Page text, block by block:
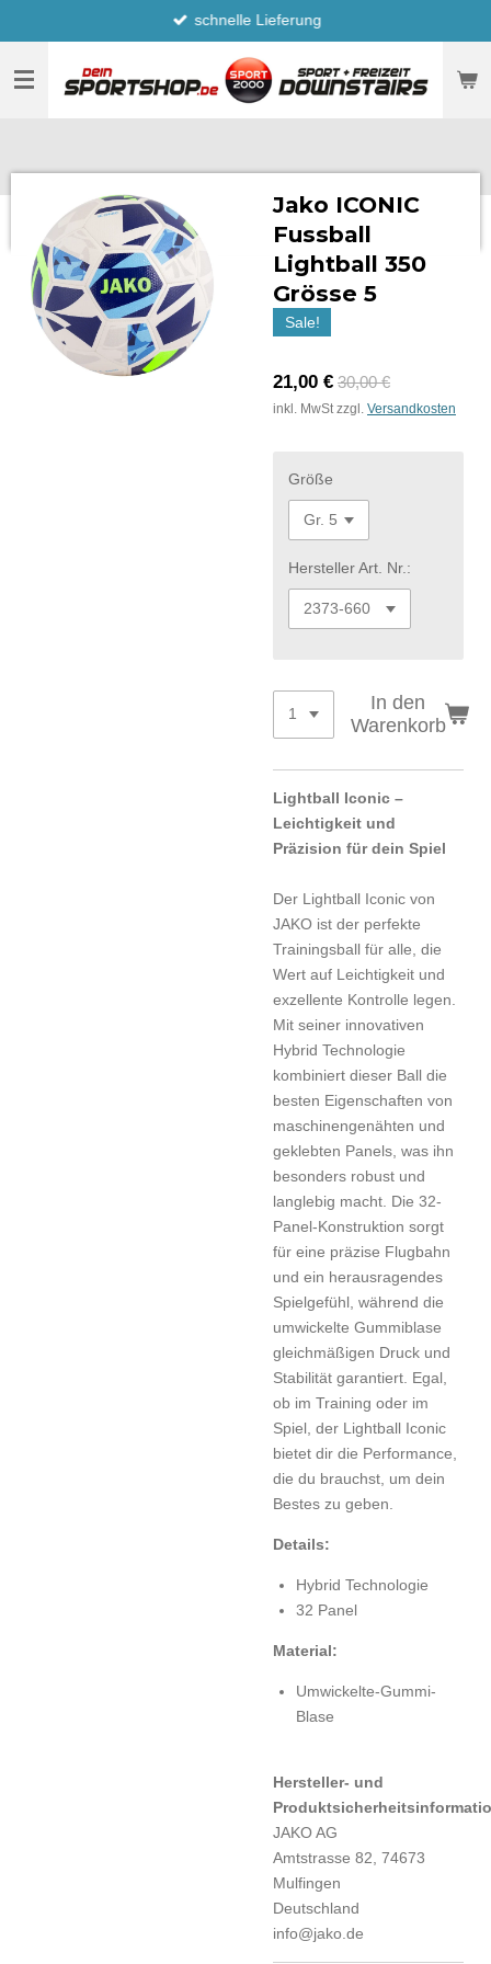
Hauptinhalt
springen
schnelle Lieferung
Jako ICONIC
Fussball
Lightball 350
Grösse 5
Sale!
21,00 € 30,00 €
inkl. MwSt zzgl. Versandkosten
Größe
Hersteller Art. Nr.:
In den
Warenkorb
Lightball Iconic –
Leichtigkeit und
Präzision für dein Spiel
Der Lightball Iconic von
JAKO ist der perfekte
Trainingsball für alle, die
Wert auf Leichtigkeit und
exzellente Kontrolle legen.
Mit seiner innovativen
Hybrid Technologie
kombiniert dieser Ball die
besten Eigenschaften von
maschinengenähten und
geklebten Panels, was ihn
besonders robust und
langlebig macht. Die 32-
Panel-Konstruktion sorgt
für eine präzise Flugbahn
und ein herausragendes
Spielgefühl, während die
umwickelte Gummiblase
gleichmäßigen Druck und
Stabilität garantiert. Egal,
ob im Training oder im
Spiel, der Lightball Iconic
bietet dir die Performance,
die du brauchst, um dein
Bestes zu geben.
Details:
Hybrid Technologie
32 Panel
Material:
Umwickelte-Gummi-
Blase
Hersteller- und
JAKO AG
Amtstrasse 82, 74673
Mulfingen
Deutschland
info@jako.de